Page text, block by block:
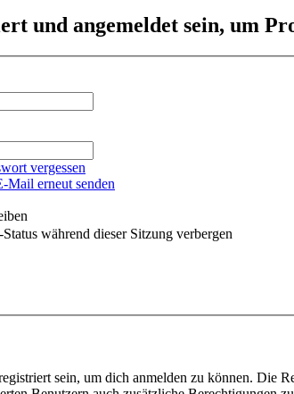
und angemeldet sein, um
vergessen
erneut senden
während dieser Sitzung verbergen
sein, um dich anmelden zu können.